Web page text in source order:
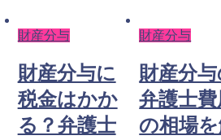
財産分与
財産分与に
税金はかか
る？弁護士
財産分与
財産分
弁護士
の相場